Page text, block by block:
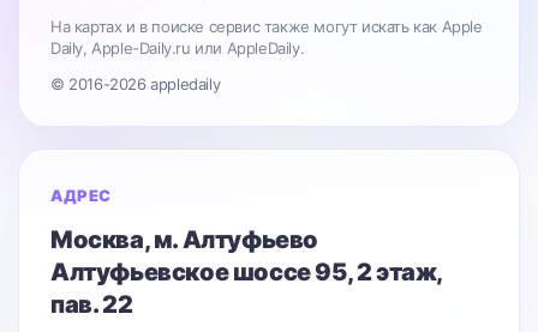
На картах и в поиске сервис также могут искать как Apple
Daily, Apple-Daily.ru или AppleDaily.
© 2016-2026 appledaily
АДРЕС
Москва, м. Алтуфьево
Алтуфьевское шоссе 95, 2 этаж,
пав. 22